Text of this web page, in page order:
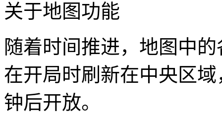
关于地图功能
随着时间推进，地图中
在开局时刷新在中央区
钟后开放。